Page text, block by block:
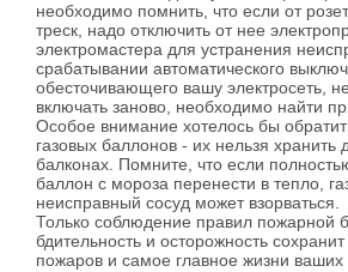
необходимо помнить, что если от
треск, надо отключить от нее
электромастера для устранения
срабатывании автоматического
обесточивающего вашу электросеть,
включать заново, необходимо найти
Особое внимание хотелось бы
газовых баллонов - их нельзя хранить
балконах. Помните, что если
баллон с мороза перенести в тепло,
неисправный сосуд может взорваться.
Только соблюдение правил пожарной
бдительность и осторожность
пожаров и самое главное жизни ваших